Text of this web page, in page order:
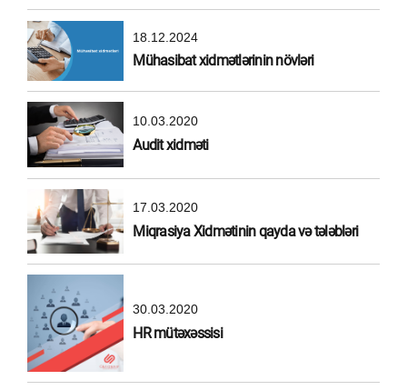
18.12.2024
Mühasibat xidmətlərinin növləri
10.03.2020
Audit xidməti
17.03.2020
Miqrasiya Xidmətinin qayda və tələbləri
30.03.2020
HR mütəxəssisi